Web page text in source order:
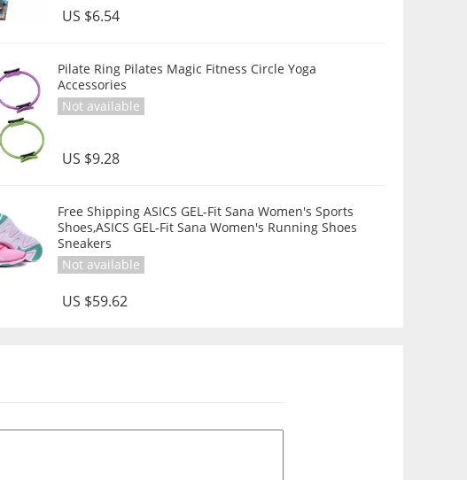
US $6.54
Pilate Ring Pilates Magic Fitness Circle Yoga
Accessories
Not available
US $9.28
Free Shipping ASICS GEL-Fit Sana Women's Sports
Shoes,ASICS GEL-Fit Sana Women's Running Shoes
Sneakers
Not available
US $59.62